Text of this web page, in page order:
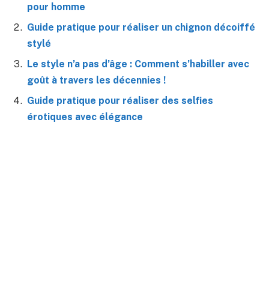
pour homme
Guide pratique pour réaliser un chignon décoiffé
stylé
Le style n’a pas d’âge : Comment s’habiller avec
goût à travers les décennies !
Guide pratique pour réaliser des selfies
érotiques avec élégance